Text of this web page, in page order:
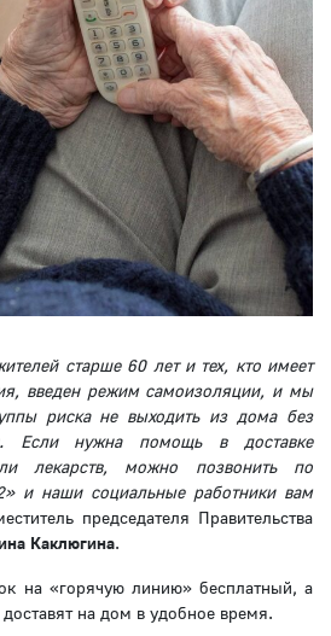
старше 60 лет и тех, кто имеет
введен режим самоизоляции, и мы
риска не выходить из дома без
Если нужна помощь в доставке
лекарств, можно позвонить по
и наши социальные работники вам
председателя Правительства
Каклюгина.
на «горячую линию» бесплатный, а
на дом в удобное время.